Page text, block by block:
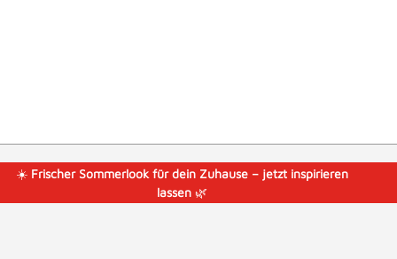
☀️ Frischer Sommerlook für dein Zuhause – jetzt inspirieren
lassen🌿